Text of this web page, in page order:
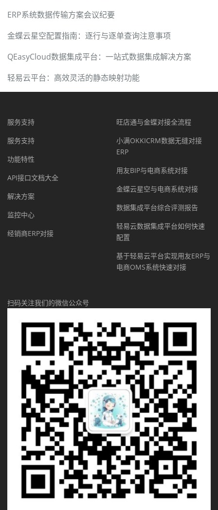
ERP系统数据传输方案会议纪要
金蝶云星空配置指南：逐行与逐单查询注意事项
QEasyCloud数据集成平台：一站式数据集成解决方案
轻易云平台：高效灵活的静态映射功能
服务支持
服务支持
功能特性
API接口文档大全
解决方案
监控中心
经销商ERP对接
旺店通与金蝶对接全流程
小满OKKICRM数据无缝对接
ERP
用友BIP与电商系统对接
金蝶云星空与电商系统对接
数据集成平台综合评测报告
轻易云数据集成平台如何快速
配置
基于轻易云平台实现用友ERP与
电商OMS系统快速对接
扫码关注我们的微信公众号